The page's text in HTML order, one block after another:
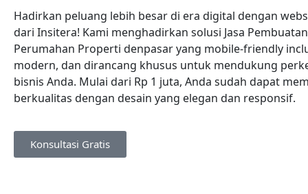
Hadirkan peluang lebih besar di era digital dengan
dari Insitera! Kami menghadirkan solusi Jasa
Perumahan Properti denpasar yang mobile-friendly
modern, dan dirancang khusus untuk mendukung
bisnis Anda. Mulai dari Rp 1 juta, Anda sudah dapat
berkualitas dengan desain yang elegan dan responsif.
Konsultasi Gratis